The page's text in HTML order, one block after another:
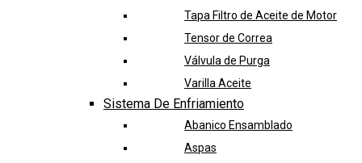
Tapa Filtro de Aceite de Motor
Tensor de Correa
Válvula de Purga
Varilla Aceite
Sistema De Enfriamiento
Abanico Ensamblado
Aspas